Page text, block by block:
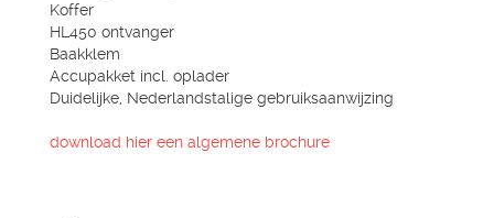
Koffer
HL450 ontvanger
Baakklem
Accupakket incl. oplader
Duidelijke, Nederlandstalige gebruiksaanwijzing
download hier een algemene brochure